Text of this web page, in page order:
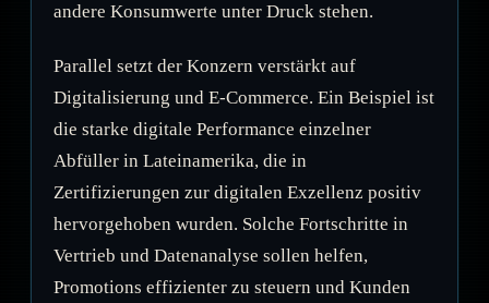
andere Konsumwerte unter Druck stehen.
Parallel setzt der Konzern verstärkt auf
Digitalisierung und E-Commerce. Ein Beispiel ist
die starke digitale Performance einzelner
Abfüller in Lateinamerika, die in
Zertifizierungen zur digitalen Exzellenz positiv
hervorgehoben wurden. Solche Fortschritte in
Vertrieb und Datenanalyse sollen helfen,
Promotions effizienter zu steuern und Kunden